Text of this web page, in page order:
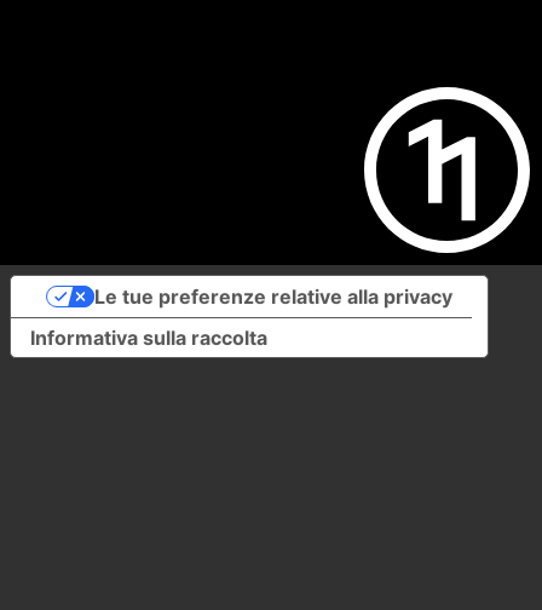
Informativa sulla raccolta
Le tue preferenze relative alla privacy